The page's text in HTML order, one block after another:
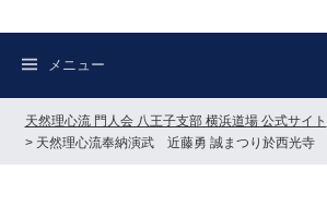
メニュー
天然理心流 門人会 八王子支部 横浜道場 公式サイト
> 天然理心流奉納演武 近藤勇 誠まつり於西光寺